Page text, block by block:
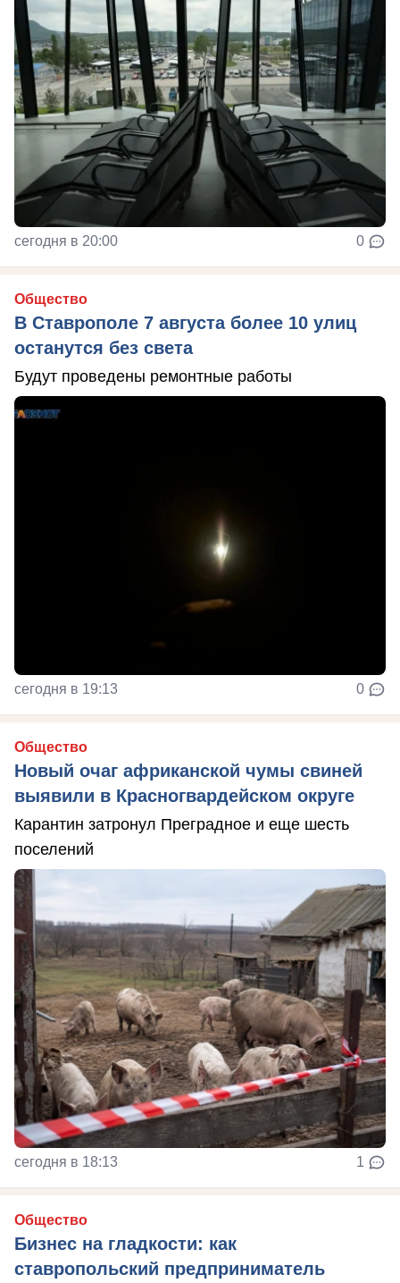
сегодня в 20:00 0
Общество
В Ставрополе 7 августа более 10 улиц
останутся без света
Будут проведены ремонтные работы
сегодня в 19:13 0
Общество
Новый очаг африканской чумы свиней
выявили в Красногвардейском округе
Карантин затронул Преградное и еще шесть
поселений
сегодня в 18:13 1
Общество
Бизнес на гладкости: как
ставропольский предприниматель